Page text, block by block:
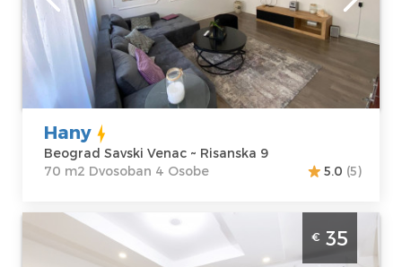
Lokacija:
Beograd Savski
Venac
Adresa:Risanska
Cena
120 €
Gosti:4
Kvadratura :70
m2
Struktura :
Dvosoban
Hany
Beograd Savski Venac ~ Risanska 9
70 m2 Dvosoban 4 Osobe
5.0 (5)
Jednosoban Apartman 4Seasons Beograd
Savski Venac
€ 35